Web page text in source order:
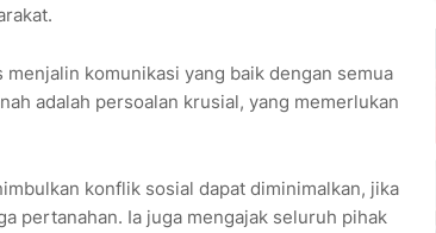
komunikasi yang baik dengan semua
adalah persoalan krusial, yang memerlukan
konflik sosial dapat diminimalkan, jika
pertanahan. Ia juga mengajak seluruh pihak